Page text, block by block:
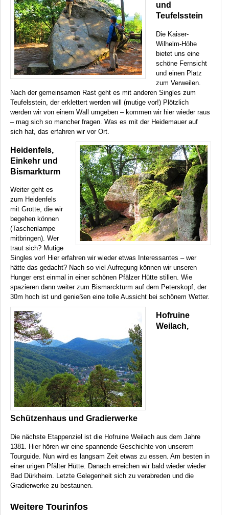
und
Teufelsstein
Die Kaiser-
Wilhelm-Höhe
bietet uns eine
schöne Fernsicht
und einen Platz
zum Verweilen.
Nach der gemeinsamen Rast geht es mit anderen Singles zum
Teufelsstein, der erklettert werden will (mutige vor!) Plötzlich
werden wir von einem Wall umgeben – kommen wir hier wieder raus
– mag sich so mancher fragen. Was es mit der Heidemauer auf
sich hat, das erfahren wir vor Ort.
Heidenfels,
Einkehr und
Bismarkturm
Weiter geht es
zum Heidenfels
mit Grotte, die wir
begehen können
(Taschenlampe
mitbringen). Wer
traut sich? Mutige
Singles vor! Hier erfahren wir wieder etwas Interessantes – wer
hätte das gedacht? Nach so viel Aufregung können wir unseren
Hunger erst einmal in einer schönen Pfälzer Hütte stillen. Wie
spazieren dann weiter zum Bismarckturm auf dem Peterskopf, der
30m hoch ist und genießen eine tolle Aussicht bei schönem Wetter.
Hofruine
Weilach,
Schützenhaus und Gradierwerke
Die nächste Etappenziel ist die Hofruine Weilach aus dem Jahre
1381. Hier hören wir eine spannende Geschichte von unserem
Tourguide. Nun wird es langsam Zeit etwas zu essen. Am besten in
einer urigen Pfälter Hütte. Danach erreichen wir bald wieder wieder
Bad Dürkheim. Letzte Gelegenheit sich zu verabreden und die
Gradierwerke zu bestaunen.
Weitere Tourinfos